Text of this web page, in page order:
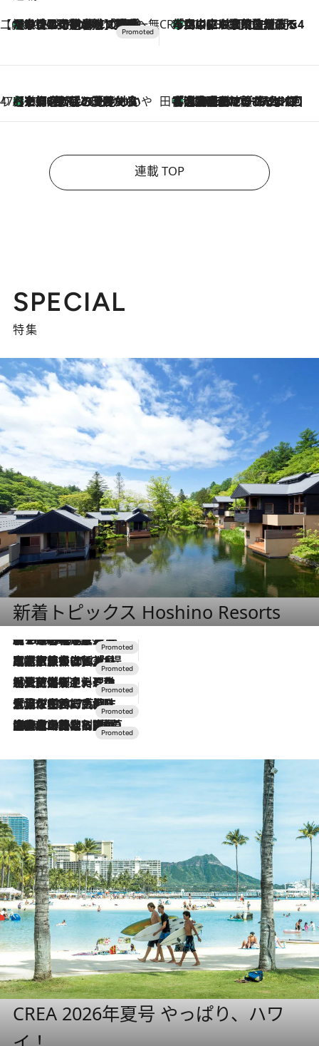
【CREA×星野リゾート】唯一無二。癒しと発見が待つ場所へ
2026.8.7
【トンボの足水浴】ヒノキの香りに包まれて涼感マックス！約13℃の湧水かけ流しを避暑地「星野温泉 トンボの湯」で体験 CREA'S CHOICE
2026.8.7
「立川にも歌舞伎があるんだよ」 片岡仁左衛門・市川中車ら豪華座組みで4年目の立川立飛歌舞伎へ
47都道府県の手みやげ ひんやりスイーツで夏を満喫
2026.8.7
【京都府】この夏絶対食べたい 冷やしておいしいおやつ3選 ひと口目から心を掴む新緑のテリーヌ 田中稲の勝手に再ブーム
2026.8.7
「湘南乃風に憧れて」観客大盛上がりの“タオル回し”に、ラッパー顔負けの高速歌唱まで…さだまさし（74）のアグレッシブすぎる現在地
連載 TOP
SPECIAL
特集
新着トピックス Hoshino Resorts
2026.8.7
【トンボの足水浴】ヒノキの香りに包まれて涼感マックス！約13℃の湧水かけ流しを避暑地「星野温泉 トンボの湯」で体験
2026.7.31
【ホテル帰省】という選択肢をOMOが提案。家族とほどよい距離を保つには「昼は実家、夜は気兼ねなくホテルで！」
2026.7.24
【夏限定ディナーコース】旬を迎える稚鮎や花ズッキーニなどをイタリア・トスカーナの郷土料理の手法で満喫！
2026.7.17
「土佐和ハーブかき氷」がOMO7高知に登場！生姜、山椒、大葉など目にも舌にも涼を呼ぶ郷土の味
2026.7.10
NEW OPEN！【界 草津】名湯の地に誕生。趣の異なる2種の温泉と上州ならではの会席・蕎麦割烹など美食を味わう究極の癒やし旅
CREA 2026年夏号 やっぱり、ハワ